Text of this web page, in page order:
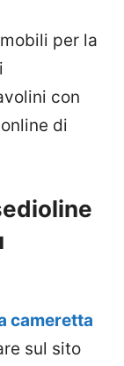
per la
con
di
cameretta
sul sito